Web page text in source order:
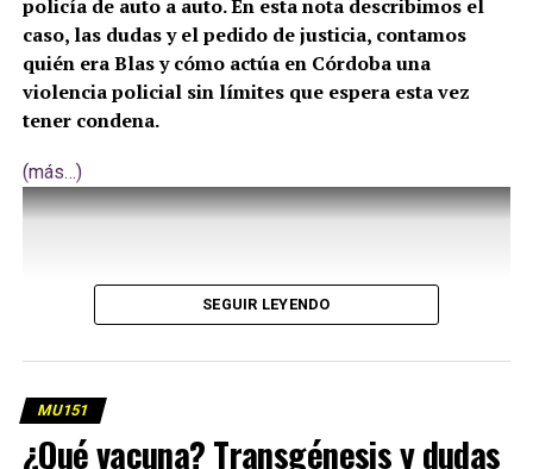
policía de auto a auto. En esta nota describimos el
caso, las dudas y el pedido de justicia, contamos
quién era Blas y cómo actúa en Córdoba una
violencia policial sin límites que espera esta vez
tener condena.
(más…)
SEGUIR LEYENDO
MU151
¿Qué vacuna? Transgénesis y dudas